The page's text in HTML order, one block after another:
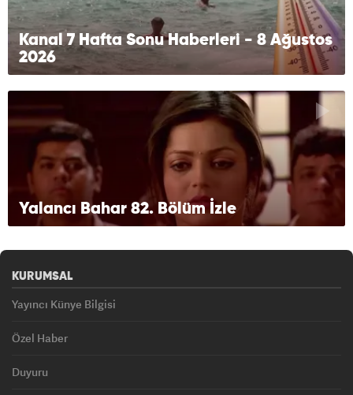
Kanal 7 Hafta Sonu Haberleri - 8 Ağustos
2026
Yalancı Bahar 82. Bölüm İzle
KURUMSAL
Yayıncı Künye Bilgisi
Özel Haber
Duyuru